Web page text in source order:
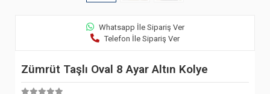
Whatsapp İle Sipariş Ver
Telefon İle Sipariş Ver
Zümrüt Taşlı Oval 8 Ayar Altın Kolye